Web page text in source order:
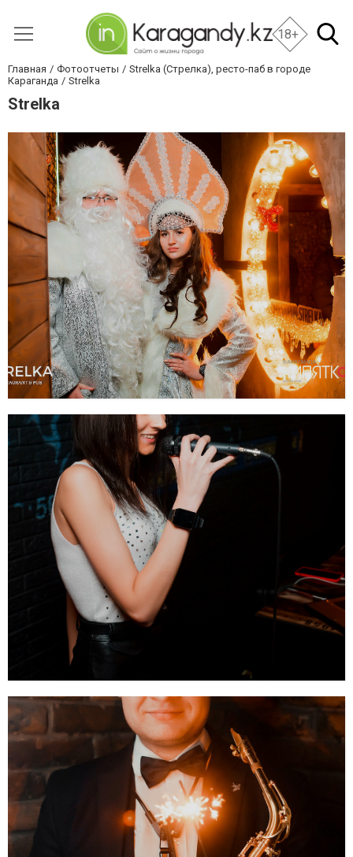
18+
Главная Фотоотчеты
Strelka (Стрелка), ресто-паб в городе
Караганда
Strelka
Strelka